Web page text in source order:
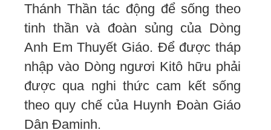
Thánh Thần tác động để sống theo
tinh thần và đoàn sủng của Dòng
Anh Em Thuyết Giáo. Để được tháp
nhập vào Dòng ngươi Kitô hữu phải
được qua nghi thức cam kết sống
theo quy chế của Huynh Đoàn Giáo
Dân Đaminh.